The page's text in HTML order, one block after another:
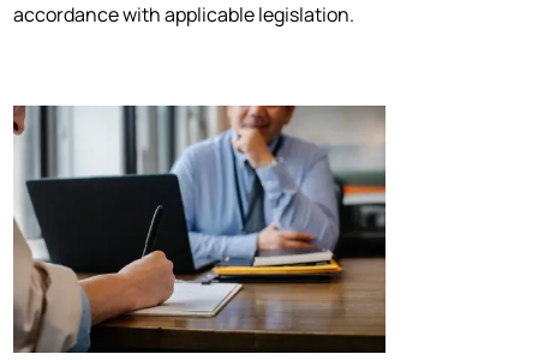
accordance with applicable legislation.